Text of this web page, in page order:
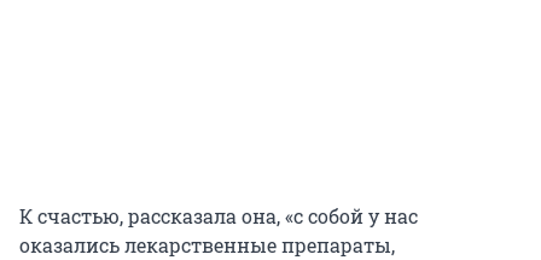
К счастью, рассказала она, «с собой у нас
оказались лекарственные препараты,